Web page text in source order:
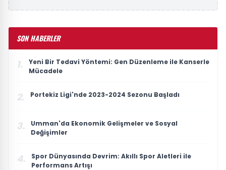
SON HABERLER
1.
Yeni Bir Tedavi Yöntemi: Gen Düzenleme ile Kanserle
Mücadele
2. Portekiz Ligi'nde 2023-2024 Sezonu Başladı
3.
Umman'da Ekonomik Gelişmeler ve Sosyal
Değişimler
4.
Spor Dünyasında Devrim: Akıllı Spor Aletleri ile
Performans Artışı